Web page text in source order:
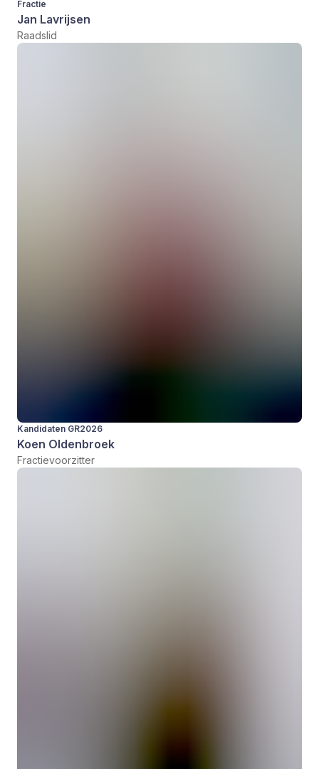
Fractie
Jan Lavrijsen
Raadslid
Kandidaten GR2026
Koen Oldenbroek
Fractievoorzitter